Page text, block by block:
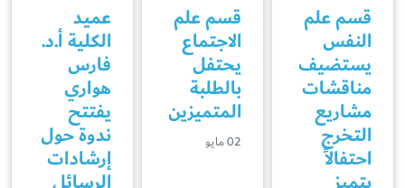
قسم علم
النفس
يستضيف
مناقشات
مشاريع
التخرج
احتفالاً
قسم علم
الاجتماع
يحتفل
بالطلبة
المتميزين
02 مايو
عميد
الكلية أ.د.
فارس
هواري
يفتتح
ندوة حول
إرشادات